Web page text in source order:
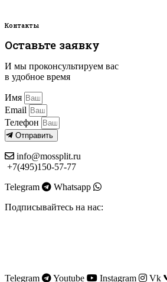
Контакты
Оставьте заявку
И мы проконсультируем вас
в удобное время
Имя
Email
Телефон
Отправить
info@mossplit.ru
+7(495)150-57-77
Telegram
Whatsapp
Подписывайтесь на нас:
Telegram Youtube Instagram Vk